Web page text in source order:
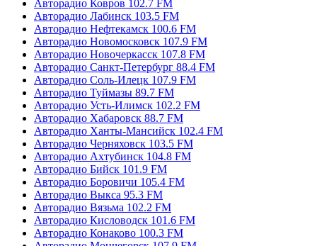
Авторадио Ковров 102.7 FM
Авторадио Лабинск 103.5 FM
Авторадио Нефтекамск 100.6 FM
Авторадио Новомосковск 107.9 FM
Авторадио Новочеркасск 107.8 FM
Авторадио Санкт-Петербург 88.4 FM
Авторадио Соль-Илецк 107.9 FM
Авторадио Туймазы 89.7 FM
Авторадио Усть-Илимск 102.2 FM
Авторадио Хабаровск 88.7 FM
Авторадио Ханты-Мансийск 102.4 FM
Авторадио Черняховск 103.5 FM
Авторадио Ахтубинск 104.8 FM
Авторадио Бийск 101.9 FM
Авторадио Боровичи 105.4 FM
Авторадио Выкса 95.3 FM
Авторадио Вязьма 102.2 FM
Авторадио Кисловодск 101.6 FM
Авторадио Конаково 100.3 FM